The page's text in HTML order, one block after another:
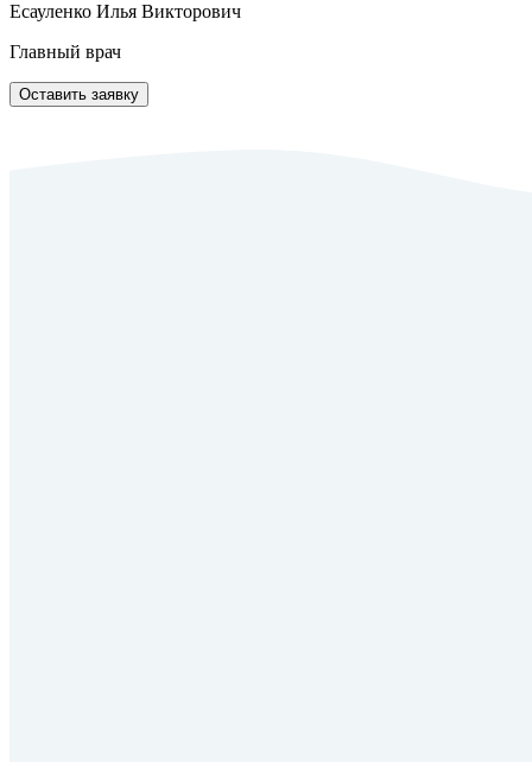
Есауленко Илья Викторович
Главный врач
Оставить заявку